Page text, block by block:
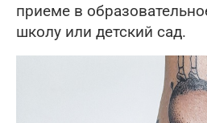
приеме в
школу или детский сад.